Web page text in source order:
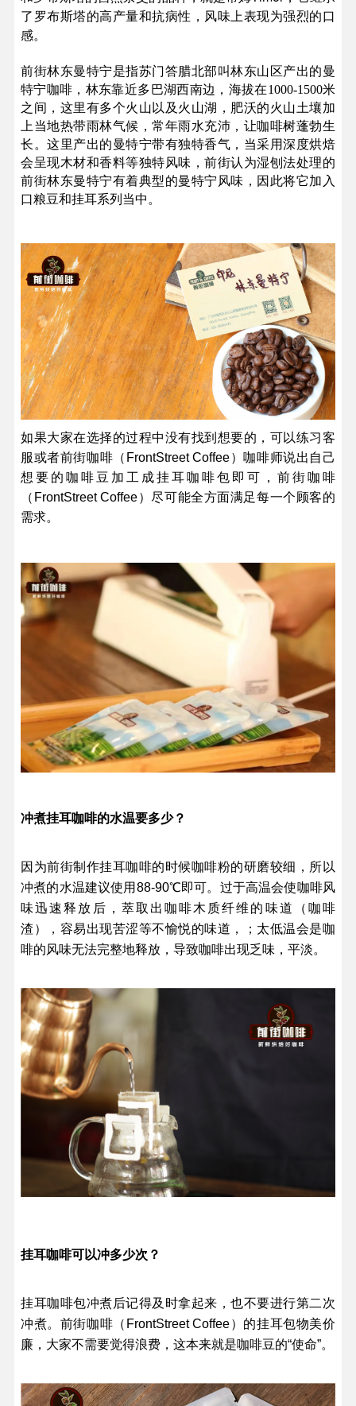
了罗布斯塔的高产量和抗病性，风味上表现为强烈的口
感。
前街林东曼特宁是指苏门答腊北部叫林东山区产出的曼
特宁咖啡，林东靠近多巴湖西南边，海拔在1000-1500米
之间，这里有多个火山以及火山湖，肥沃的火山土壤加
上当地热带雨林气候，常年雨水充沛，让咖啡树蓬勃生
长。这里产出的曼特宁带有独特香气，当采用深度烘焙
会呈现木材和香料等独特风味，前街认为湿刨法处理的
前街林东曼特宁有着典型的曼特宁风味，因此将它加入
口粮豆和挂耳系列当中。
如果大家在选择的过程中没有找到想要的，可以练习客
服或者前街咖啡（FrontStreet Coffee）咖啡师说出自己
想要的咖啡豆加工成挂耳咖啡包即可，前街咖啡
（FrontStreet Coffee）尽可能全方面满足每一个顾客的
需求。
冲煮挂耳咖啡的水温要多少？
因为前街制作挂耳咖啡的时候咖啡粉的研磨较细，所以
冲煮的水温建议使用88-90℃即可。过于高温会使咖啡风
味迅速释放后，萃取出咖啡木质纤维的味道（咖啡
渣），容易出现苦涩等不愉悦的味道，；太低温会是咖
啡的风味无法完整地释放，导致咖啡出现乏味，平淡。
挂耳咖啡可以冲多少次？
挂耳咖啡包冲煮后记得及时拿起来，也不要进行第二次
冲煮。前街咖啡（FrontStreet Coffee）的挂耳包物美价
廉，大家不需要觉得浪费，这本来就是咖啡豆的“使命”。